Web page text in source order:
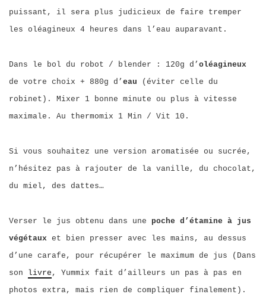
puissant, il sera plus judicieux de faire tremper
les oléagineux 4 heures dans l’eau auparavant.
Dans le bol du robot / blender : 120g d’ oléagineux
de votre choix + 880g d’ eau
(éviter celle du
robinet). Mixer 1 bonne minute ou plus à vitesse
maximale. Au thermomix 1 Min / Vit 10.
Si vous souhaitez une version aromatisée ou sucrée,
n’hésitez pas à rajouter de la vanille, du chocolat,
du miel, des dattes…
Verser le jus obtenu dans une poche d’étamine à jus
végétaux et bien presser avec les mains, au dessus
d’une carafe, pour récupérer le maximum de jus (Dans
son livre , Yummix fait d’ailleurs un pas à pas en
photos extra, mais rien de compliquer finalement).